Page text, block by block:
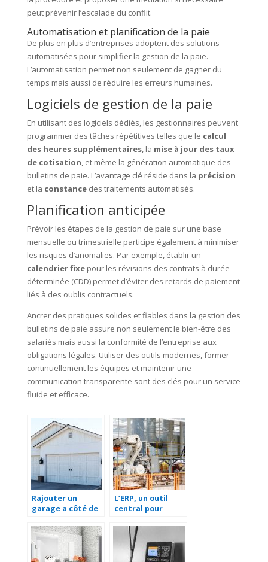
peut prévenir l’escalade du conflit.
Automatisation et planification de la paie
De plus en plus d’entreprises adoptent des solutions
automatisées pour simplifier la gestion de la paie.
L’automatisation permet non seulement de gagner du
temps mais aussi de réduire les erreurs humaines.
Logiciels de gestion de la paie
En utilisant des logiciels dédiés, les gestionnaires peuvent
programmer des tâches répétitives telles que le calcul
des heures supplémentaires, la mise à jour des taux
de cotisation, et même la génération automatique des
bulletins de paie. L’avantage clé réside dans la précision
et la constancedes traitements automatisés.
Planification anticipée
Prévoir les étapes de la gestion de paie sur une base
mensuelle ou trimestrielle participe également à minimiser
les risques d’anomalies. Par exemple, établir un
calendrier fixepour les révisions des contrats à durée
déterminée (CDD) permet d’éviter des retards de paiement
liés à des oublis contractuels.
Ancrer des pratiques solides et fiables dans la gestion des
bulletins de paie assure non seulement le bien-être des
salariés mais aussi la conformité de l’entreprise aux
obligations légales. Utiliser des outils modernes, former
continuellement les équipes et maintenir une
communication transparente sont des clés pour un service
fluide et efficace.
Rajouter un
garage a côté de
L’ERP, un outil
central pour
gestion d’une
entreprise